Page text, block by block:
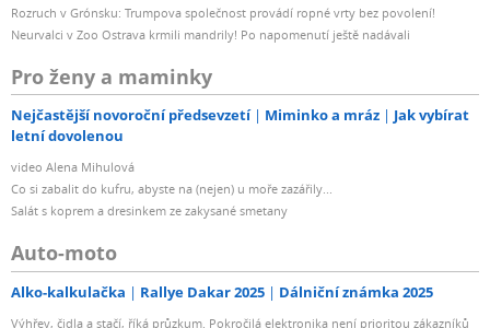
Rozruch v Grónsku: Trumpova společnost provádí ropné vrty bez povolení!
Neurvalci v Zoo Ostrava krmili mandrily! Po napomenutí ještě nadávali
Pro ženy a maminky
Nejčastější novoroční předsevzetí Miminko a mráz
Jak vybírat
letní dovolenou
video Alena Mihulová
Co si zabalit do kufru, abyste na (nejen) u moře zazářily...
Salát s koprem a dresinkem ze zakysané smetany
Auto-moto
Alko-kalkulačka Rallye Dakar 2025 Dálniční známka 2025
Výhřev, čidla a stačí, říká průzkum. Pokročilá elektronika není prioritou zákazníků